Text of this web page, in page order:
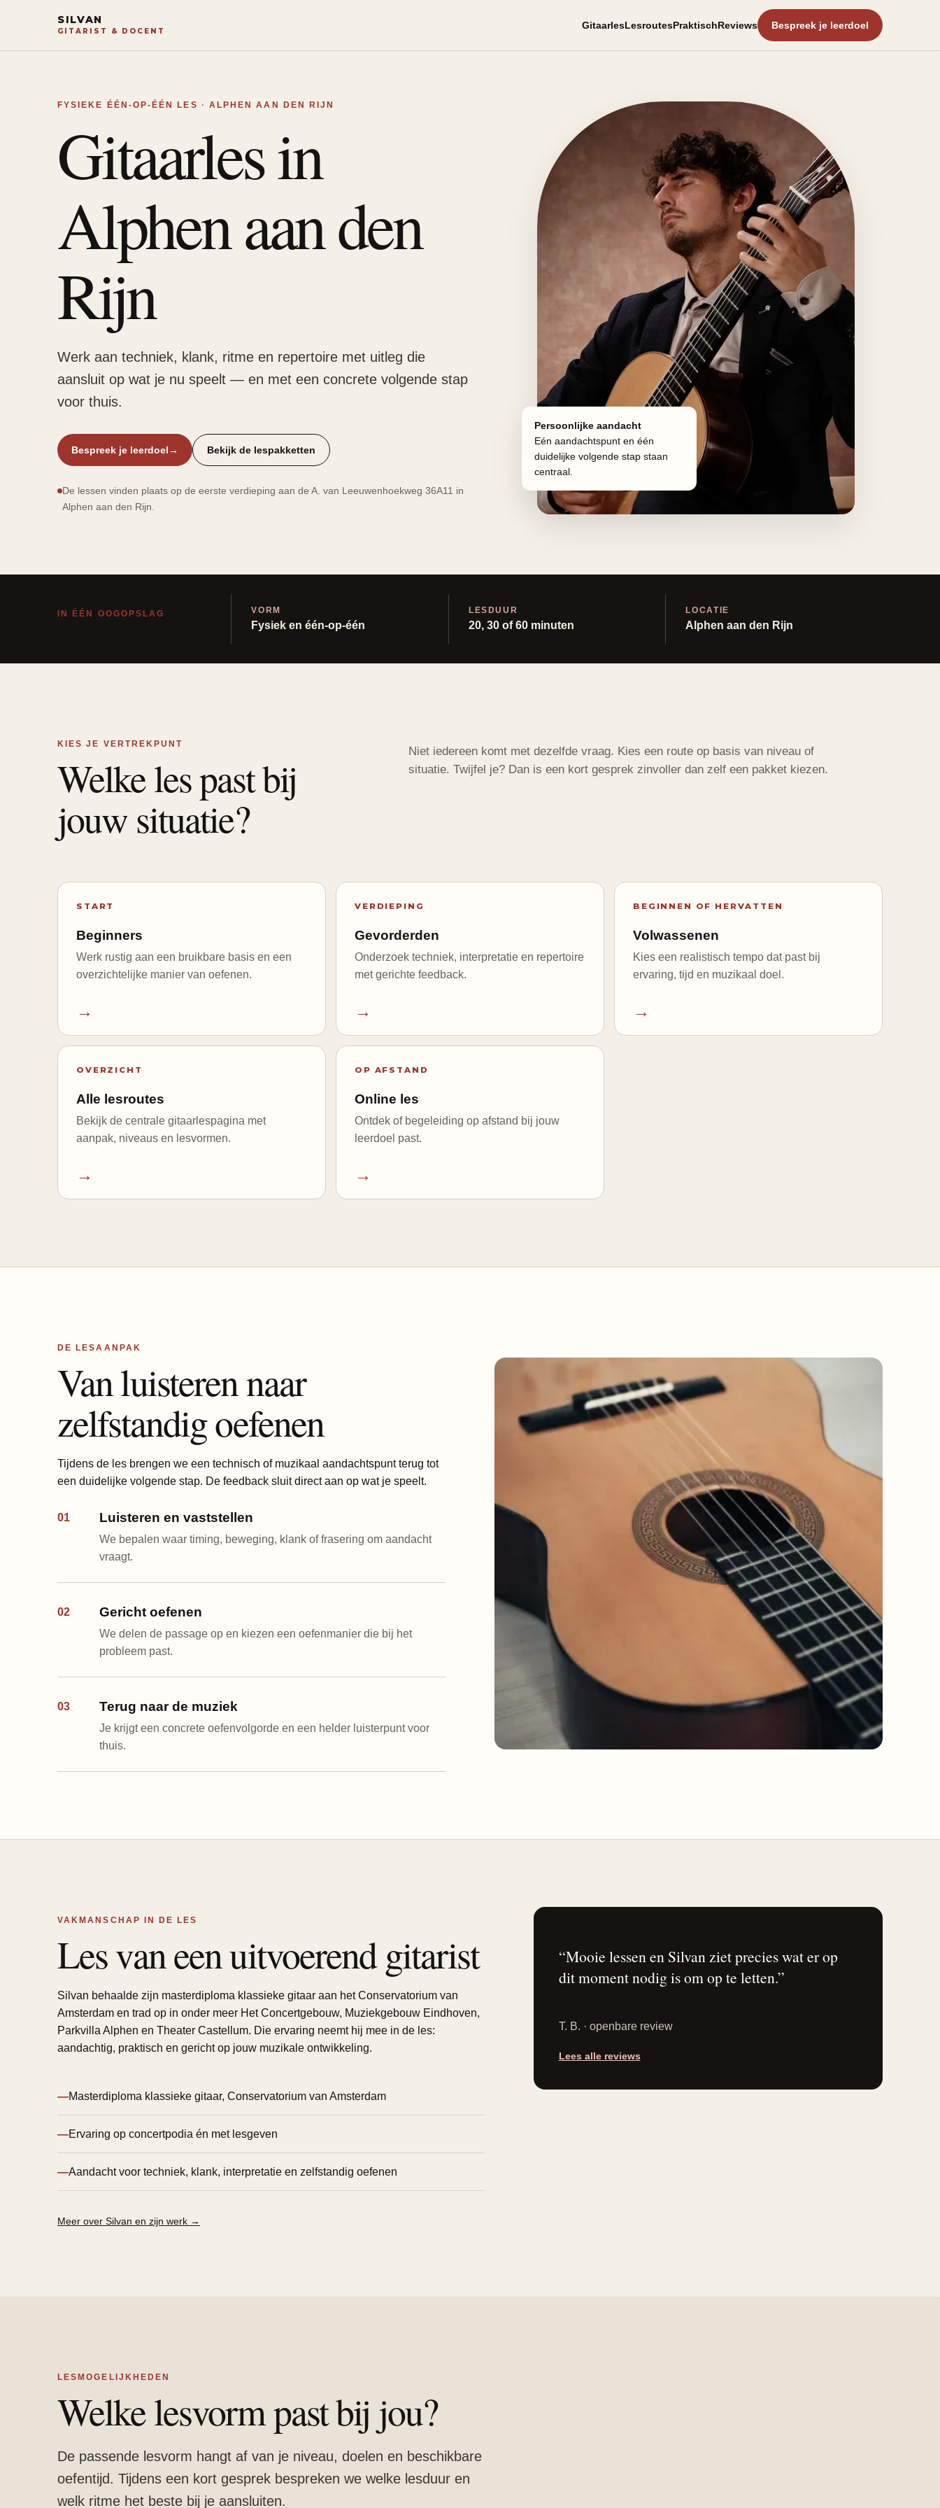
SILVAN
GITARIST & DOCENT
GitaarlesLesroutesPraktischReviews Bespreek je leerdoel
FYSIEKE ÉÉN-OP-ÉÉN LES · ALPHEN AAN DEN RIJN
Gitaarles in
Alphen aan den
Rijn
Werk aan techniek, klank, ritme en repertoire met uitleg die
aansluit op wat je nu speelt — en met een concrete volgende stap
voor thuis.
Bespreek je leerdoel→ Bekijk de lespakketten
De lessen vinden plaats op de eerste verdieping aan de A. van Leeuwenhoekweg 36A11 in
Alphen aan den Rijn.
Persoonlijke aandacht
Eén aandachtspunt en één
duidelijke volgende stap staan
centraal.
IN ÉÉN OOGOPSLAG VORM
Fysiek en één-op-één
LESDUUR
20, 30 of 60 minuten
LOCATIE
Alphen aan den Rijn
KIES JE VERTREKPUNT
Welke les past bij
jouw situatie?
Niet iedereen komt met dezelfde vraag. Kies een route op basis van niveau of
situatie. Twijfel je? Dan is een kort gesprek zinvoller dan zelf een pakket kiezen.
START
Beginners
Werk rustig aan een bruikbare basis en een
overzichtelijke manier van oefenen.
→
VERDIEPING
Gevorderden
Onderzoek techniek, interpretatie en repertoire
met gerichte feedback.
→
BEGINNEN OF HERVATTEN
Volwassenen
Kies een realistisch tempo dat past bij
ervaring, tijd en muzikaal doel.
→
OVERZICHT
Alle lesroutes
Bekijk de centrale gitaarlespagina met
aanpak, niveaus en lesvormen.
→
OP AFSTAND
Online les
Ontdek of begeleiding op afstand bij jouw
leerdoel past.
→
DE LESAANPAK
Van luisteren naar
zelfstandig oefenen
Tijdens de les brengen we een technisch of muzikaal aandachtspunt terug tot
een duidelijke volgende stap. De feedback sluit direct aan op wat je speelt.
01 Luisteren en vaststellen
We bepalen waar timing, beweging, klank of frasering om aandacht
vraagt.
02 Gericht oefenen
We delen de passage op en kiezen een oefenmanier die bij het
probleem past.
03 Terug naar de muziek
Je krijgt een concrete oefenvolgorde en een helder luisterpunt voor
thuis.
VAKMANSCHAP IN DE LES
Les van een uitvoerend gitarist
Silvan behaalde zijn masterdiploma klassieke gitaar aan het Conservatorium van
Amsterdam en trad op in onder meer Het Concertgebouw, Muziekgebouw Eindhoven,
Parkvilla Alphen en Theater Castellum. Die ervaring neemt hij mee in de les:
aandachtig, praktisch en gericht op jouw muzikale ontwikkeling.
—Masterdiploma klassieke gitaar, Conservatorium van Amsterdam
—Ervaring op concertpodia én met lesgeven
—Aandacht voor techniek, klank, interpretatie en zelfstandig oefenen
Meer over Silvan en zijn werk →
“Mooie lessen en Silvan ziet precies wat er op
dit moment nodig is om op te letten.”
T. B. · openbare review
Lees alle reviews
LESMOGELIJKHEDEN
Welke lesvorm past bij jou?
De passende lesvorm hangt af van je niveau, doelen en beschikbare
oefentijd. Tijdens een kort gesprek bespreken we welke lesduur en
welk ritme het beste bij je aansluiten.